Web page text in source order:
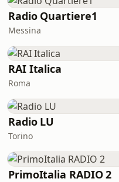
Radio Quartiere1
Messina
RAI Italica
Roma
Radio LU
Torino
PrimoItalia RADIO 2